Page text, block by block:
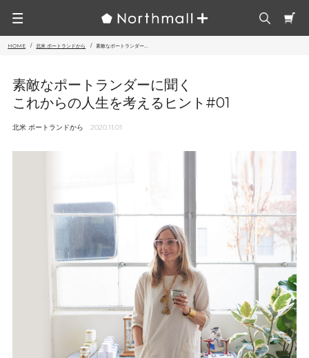
HOME 北米 ポートランドから 素敵なポートランダー...
素敵なポートランダーに聞く
これからの人生を考えるヒント#01
北米 ポートランドから 2020.11.01